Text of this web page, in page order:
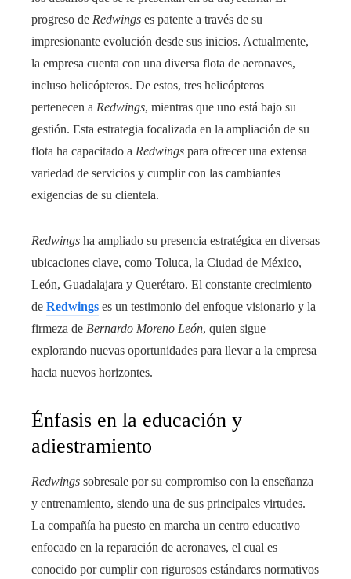
progreso de Redwings es patente a través de su
impresionante evolución desde sus inicios. Actualmente,
la empresa cuenta con una diversa flota de aeronaves,
incluso helicópteros. De estos, tres helicópteros
pertenecen a Redwings, mientras que uno está bajo su
gestión. Esta estrategia focalizada en la ampliación de su
flota ha capacitado a Redwings para ofrecer una extensa
variedad de servicios y cumplir con las cambiantes
exigencias de su clientela.
Redwings ha ampliado su presencia estratégica en diversas
ubicaciones clave, como Toluca, la Ciudad de México,
León, Guadalajara y Querétaro. El constante crecimiento
de Redwings es un testimonio del enfoque visionario y la
firmeza de Bernardo Moreno León, quien sigue
explorando nuevas oportunidades para llevar a la empresa
hacia nuevos horizontes.
Énfasis en la educación y
adiestramiento
Redwings sobresale por su compromiso con la enseñanza
y entrenamiento, siendo una de sus principales virtudes.
La compañía ha puesto en marcha un centro educativo
enfocado en la reparación de aeronaves, el cual es
conocido por cumplir con rigurosos estándares normativos